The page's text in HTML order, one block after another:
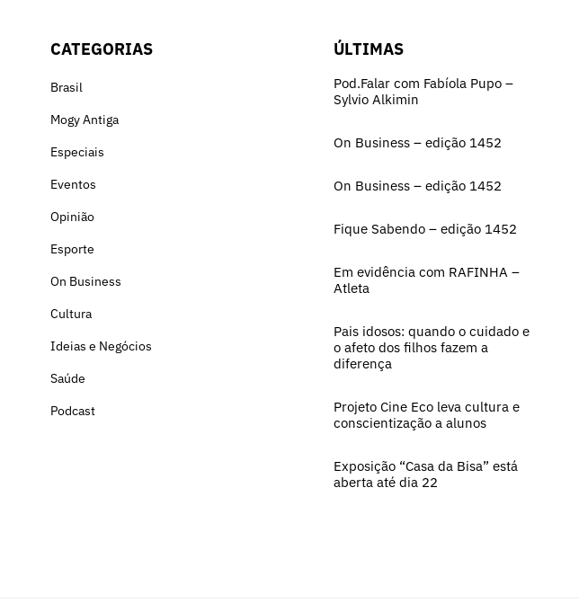
CATEGORIAS
Brasil
Mogy Antiga
Especiais
Eventos
Opinião
Esporte
On Business
Cultura
Ideias e Negócios
Saúde
Podcast
ÚLTIMAS
Pod.Falar com Fabíola Pupo –
Sylvio Alkimin
On Business – edição 1452
On Business – edição 1452
Fique Sabendo – edição 1452
Em evidência com RAFINHA –
Atleta
Pais idosos: quando o cuidado e
o afeto dos filhos fazem a
diferença
Projeto Cine Eco leva cultura e
conscientização a alunos
Exposição “Casa da Bisa” está
aberta até dia 22